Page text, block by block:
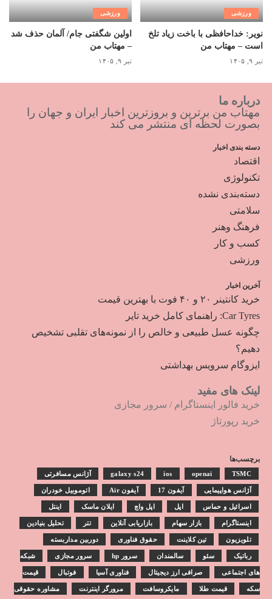
ورزشی
نویر: خداحافظی با باخت زیاد تلخ
است – مهتاب من
تیر ۹, ۱۴۰۵
ورزشی
اولین شگفتی جام/ آلمان حذف شد
– مهتاب من
تیر ۹, ۱۴۰۵
درباره ما
مهتاب من برترین و بروزترین اخبار ایران و جهان را
بصورت لحظه ای منتشر می کند
دسته بندی اخبار
اقتصاد
تکنولوژی
دسته‌بندی نشده
سلامتی
فرهنگ وهنر
کسب و کار
ورزشی
آخرین اخبار
خرید کانتینر ۲۰ و ۴۰ فوت با بهترین قیمت
Car Tyres: راهنمای کامل خرید تایر
چگونه عسل طبیعی و خالص را از نمونه‌های تقلبی تشخیص
دهیم؟
ایزوگام سرویس بهداشتی
لینک های مفید
خرید فالور اینستاگرام / سرور مجازی
خرید رپورتاژ
برچسب‌ها
galaxy s24 ios openai TSMC آژانس مسافرتی
آژانس هواپیمایی آیفون 17 آیفون Air اتوموبیل خودران
اسرائیل و حماس اپل اپل واچ ایلان ماسک اینتل
اینستاگرام بازار سهام بازاریابی آنلاین تتر تحلیل بنیادین
تلویزیون تین کلاینت حقوق فناوری دوربین مداربسته
رباتیک سئو سالمندان سرور hp سرور مجازی شبکه
های اجتماعی صرافی ارز دیجیتال فناوری آسیا فوتبال قیمت
سکه قیمت طلا مایکروسافت مرورگر اینترنت مشاوره حقوقی